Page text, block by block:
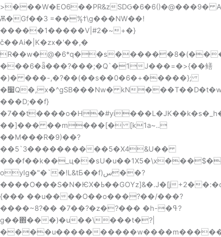
>���W�EO6��PR&z
Ѫ�Gf��3 =��%ߙ̙\g���NW��!
�����1�����V|#2�~+�}
č��Ai�|K�zx�'��,�
���6�ǟ���?���;�Q`�1J���=�>{��鳝
�)� ���-,�?��(��s��0�6�+�����};
�׷Q�,x�^gSB���Nw� kN���T��D�t�w�3ā2�����?
���D;��f}
��]��� ��m���[� [k1a~..
��M���R�9)��?
��5`3����������5�X4&U��
oyIg�"�`�!L&tƂ��f)س��?
����O���S�N�ѤX�ߕ��GOYz]&�.J�[j+2��:�o�}
{��� ��u����O��o���?��/���?
����~8?�� �7��?�z�?��� �h-�ߟ?
g��΋���)�u��\���t�?|
����u�����